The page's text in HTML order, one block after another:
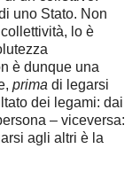
uno Stato. Non
lo è
è dunque una
prima di legarsi
dei legami: dai
– viceversa:
agli altri è la